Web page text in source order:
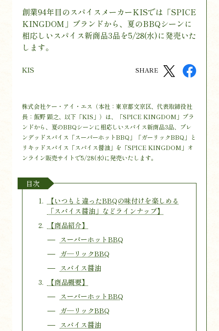
創業94年目のスパイスメーカーKISでは「SPICE
KINGDOM」ブランドから、夏のBBQシーンに
相応しいスパイス新商品3品を5/28(水)に発売いた
します。
KIS SHARE
株式会社ケー・アイ・エス（本社：東京都文京区、代表取締役社
長：飯野 顕之、以下「KIS」）は、「SPICE KINGDOM」ブラ
ンドから、夏のBBQシーンに相応しいスパイス新商品3品、ブレ
ンデッドスパイス「スーパーホットBBQ」「ガーリックBBQ」と
リキッドスパイス「スパイス醤油」を「SPICE KINGDOM」オ
ンライン販売サイトで5/28(水)に発売いたします。
目次
【いつもと違ったBBQの味付けを楽しめる
「スパイス醤油」などラインナップ】
【商品紹介】
スーパーホットBBQ
ガ―リックBBQ
スパイス醤油
【商品概要】
スーパーホットBBQ
ガ―リックBBQ
スパイス醤油